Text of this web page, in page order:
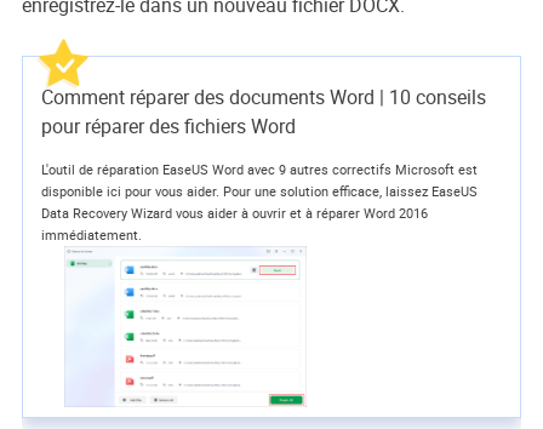
Comment réparer des documents Word | 10 conseils
pour réparer des fichiers Word
L'outil de réparation EaseUS Word avec 9 autres correctifs Microsoft est
disponible ici pour vous aider. Pour une solution efficace, laissez EaseUS
Data Recovery Wizard vous aider à ouvrir et à réparer Word 2016
immédiatement.